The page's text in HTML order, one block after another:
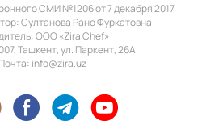
СМИ №1206 от 7 декабря 2017
Султанова Рано Фуркатовна
ООО «Zira Chef»
Ташкент, ул. Паркент, 26А
Почта: info@zira.uz